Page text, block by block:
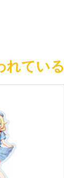
れてい